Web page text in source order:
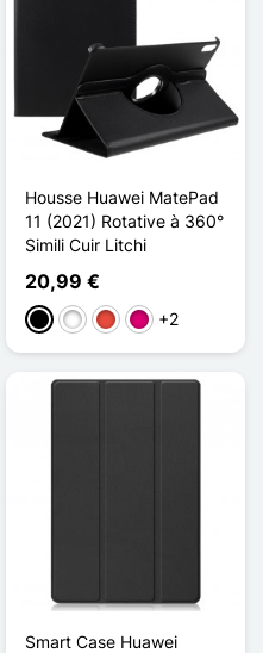
Housse Huawei MatePad
11 (2021) Rotative à 360°
Simili Cuir Litchi
20,99 €
Schwarz
WeißRot Magenta
+2
Smart Case Huawei